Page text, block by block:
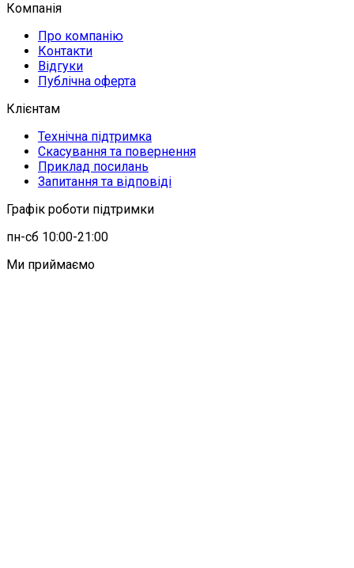
Компанія
Про компанію
Контакти
Відгуки
Публічна оферта
Клієнтам
Технічна підтримка
Скасування та повернення
Приклад посилань
Запитання та відповіді
Графік роботи підтримки
пн-сб 10:00-21:00
Ми приймаємо